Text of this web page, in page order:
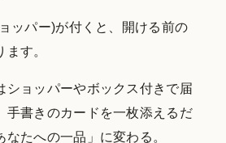
ッパー)が付くと、開ける前の
す。
ショッパーやボックス付きで届
手書きのカードを一枚添えるだ
たへの一品」に変わる。